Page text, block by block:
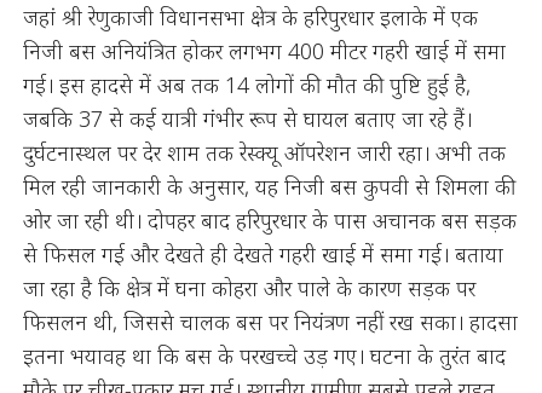
जहां श्री रेणुकाजी विधानसभा क्षेत्र के हरिपुरधार इलाके में एक
निजी बस अनियंत्रित होकर लगभग 400 मीटर गहरी खाई में समा
गई। इस हादसे में अब तक 14 लोगों की मौत की पुष्टि हुई है,
जबकि 37 से कई यात्री गंभीर रूप से घायल बताए जा रहे हैं।
दुर्घटनास्थल पर देर शाम तक रेस्क्यू ऑपरेशन जारी रहा। अभी तक
मिल रही जानकारी के अनुसार, यह निजी बस कुपवी से शिमला की
ओर जा रही थी। दोपहर बाद हरिपुरधार के पास अचानक बस सड़क
से फिसल गई और देखते ही देखते गहरी खाई में समा गई। बताया
जा रहा है कि क्षेत्र में घना कोहरा और पाले के कारण सड़क पर
फिसलन थी, जिससे चालक बस पर नियंत्रण नहीं रख सका। हादसा
इतना भयावह था कि बस के परखच्चे उड़ गए। घटना के तुरंत बाद